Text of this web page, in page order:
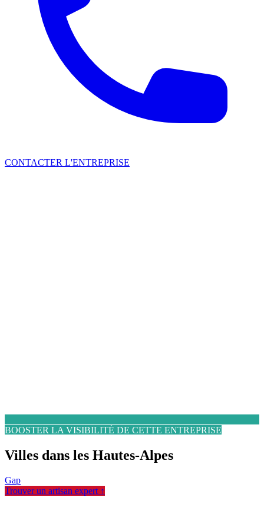
CONTACTER L'ENTREPRISE
BOOSTER LA VISIBILITÉ DE CETTE ENTREPRISE
Villes dans les Hautes-Alpes
Gap
Trouver un artisan expert ↑